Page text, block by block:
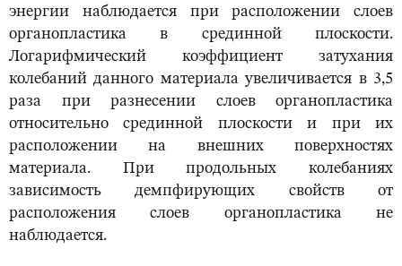
энергии наблюдается при расположении слоев
органопластика в срединной плоскости.
Логарифмический коэффициент затухания
колебаний данного материала увеличивается в 3,5
раза при разнесении слоев органопластика
относительно срединной плоскости и при их
расположении на внешних поверхностях
материала. При продольных колебаниях
зависимость демпфирующих свойств от
расположения слоев органопластика не
наблюдается.